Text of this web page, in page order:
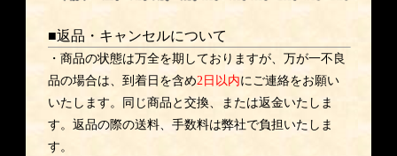
■返品・キャンセルについて
・商品の状態は万全を期しておりますが、万が一不良
品の場合は、到着日を含め2日以内にご連絡をお願い
いたします。同じ商品と交換、または返金いたしま
す。返品の際の送料、手数料は弊社で負担いたしま
す。